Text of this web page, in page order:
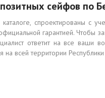
сейфов по
спроектированы с
гарантией. Чтобы
ответит на все ваши
на всей территории